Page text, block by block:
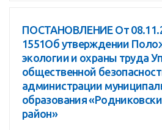
ПОСТАНОВЛЕНИЕ От
1551Об утверждении
экологии и охраны труда
общественной
администрации
образования
район»